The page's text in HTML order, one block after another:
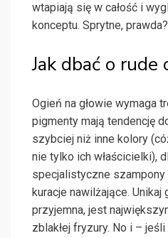
wtapiają się w całość i
konceptu. Sprytne, prawda?
Jak dbać o rude
Ogień na głowie wymaga
pigmenty mają tendencję
szybciej niż inne kolory
nie tylko ich właścicielki),
specjalistyczne
kuracje nawilżające.
przyjemna, jest
zblakłej fryzury. No i –